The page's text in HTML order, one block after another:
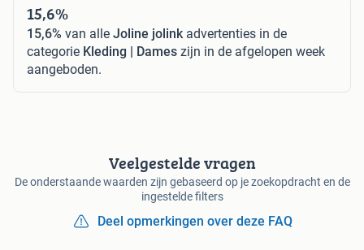
15,6%
15,6% van alle Joline jolink advertenties in de
categorie Kleding | Dames zijn in de afgelopen week
aangeboden.
Veelgestelde vragen
De onderstaande waarden zijn gebaseerd op je zoekopdracht en de
ingestelde filters
Deel opmerkingen over deze FAQ